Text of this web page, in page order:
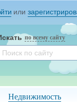
или
по всему сайту
Недвижимость